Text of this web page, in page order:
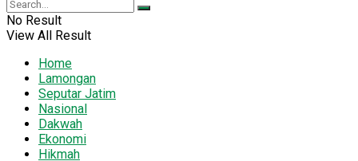
No Result
View All Result
Home
Lamongan
Seputar Jatim
Nasional
Dakwah
Ekonomi
Hikmah